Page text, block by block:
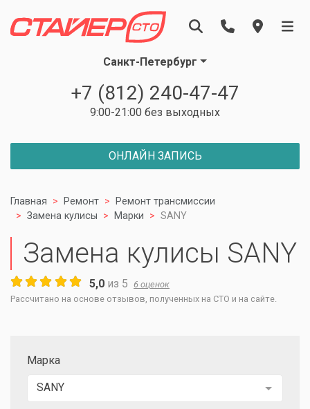
Санкт-Петербург
+7 (812) 240-47-47
9:00-21:00 без выходных
ОНЛАЙН ЗАПИСЬ
Главная Ремонт
Ремонт трансмиссии
Замена кулисы
Марки SANY
Замена кулисы SANY
5,0 из 5 6 оценок
Рассчитано на основе отзывов, полученных на СТО и на сайте.
Марка
SANY